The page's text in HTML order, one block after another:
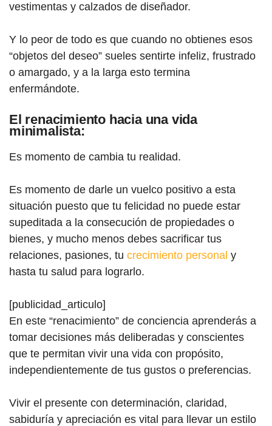
vestimentas y calzados de diseñador.
Y lo peor de todo es que cuando no obtienes esos
“objetos del deseo” sueles sentirte infeliz, frustrado
o amargado, y a la larga esto termina
enfermándote.
El renacimiento hacia una vida
minimalista:
Es momento de cambia tu realidad.
Es momento de darle un vuelco positivo a esta
situación puesto que tu felicidad no puede estar
supeditada a la consecución de propiedades o
bienes, y mucho menos debes sacrificar tus
relaciones, pasiones, tu crecimiento personal y
hasta tu salud para lograrlo.
[publicidad_articulo]
En este “renacimiento” de conciencia aprenderás a
tomar decisiones más deliberadas y conscientes
que te permitan vivir una vida con propósito,
independientemente de tus gustos o preferencias.
Vivir el presente con determinación, claridad,
sabiduría y apreciación es vital para llevar un estilo